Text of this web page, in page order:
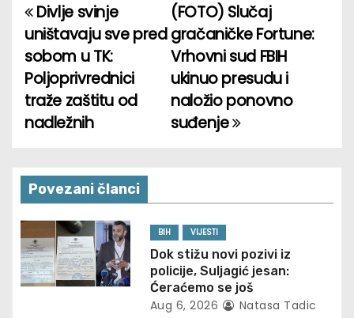
P
o
s
t
a
v
i
g
(FOTO) Slučaj
gračaničke Fortune:
Vrhovni sud FBIH
ukinuo presudu i
naložio ponovno
suđenje
Divlje svinje
uništavaju sve pred
sobom u TK:
Poljoprivrednici
traže zaštitu od
nadležnih
Povezani članci
BIH VIJESTI
Dok stižu novi pozivi iz
policije, Suljagić jesan:
Ćeraćemo se još
Aug 6, 2026 Natasa Tadic